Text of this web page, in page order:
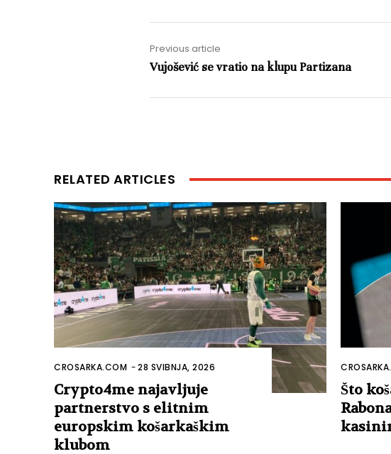
Previous article
Vujošević se vratio na klupu Partizana
RELATED ARTICLES
CROSARKA.COM -28 SVIBNJA, 2026
Crypto4me najavljuje
partnerstvo s elitnim
europskim košarkaškim
klubom
Što